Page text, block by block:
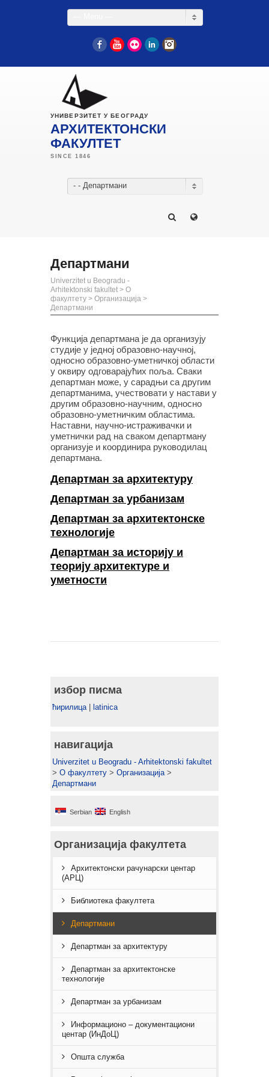
FacebookYouTube
Flickr LinkedIn
УНИВЕРЗИТЕТ У БЕОГРАДУ
АРХИТЕКТОНСКИ
ФАКУЛТЕТ
- - Департмани
Департмани
Univerzitet u Beogradu -
Arhitektonski fakultet > О
факултету > Организација >
Департмани
Функција департмана је да организују
студије у једној образовно-научној,
односно образовно-уметничкој области
у оквиру одговарајућих поља. Сваки
департман може, у сарадњи са другим
департманима, учествовати у настави у
другим образовно-научним, односно
образовно-уметничким областима.
Наставни, научно-истраживачки и
уметнички рад на сваком департману
организује и координира руководилац
департмана.
Департман за архитектуру
Департман за урбанизам
Департман за архитектонске
технологије
Департман за историју и
теорију архитектуре и
уметности
избор писма
ћирилица| latinica
навигација
Univerzitet u Beogradu - Arhitektonski fakultet
> О факултету > Организација>
Департмани
Serbian English
Организација факултета
Архитектонски рачунарски центар
(АРЦ)
Библиотека факултета
Департмани
Департман за архитектуру
Департман за архитектонске
технологије
Департман за урбанизам
Информационо – документациони
центар (ИнДоЦ)
Општа служба